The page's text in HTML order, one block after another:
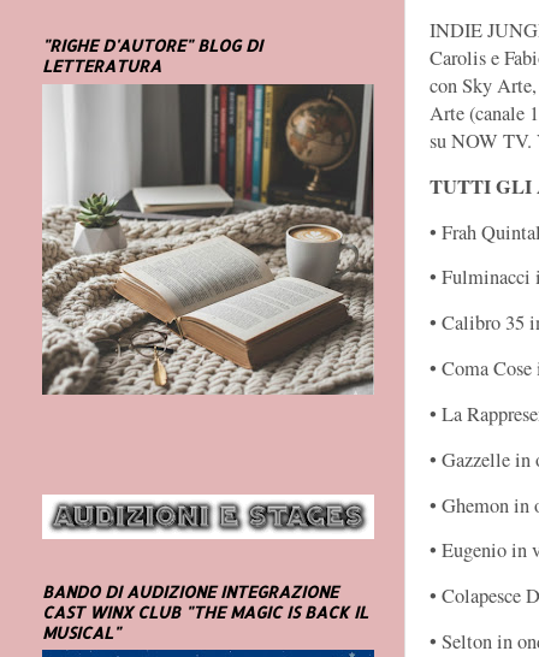
INDIE
Carolis e
con Sky
Arte (canale
su NOW TV.
TUTTI GLI
• Frah
• Fulminacci
• Calibro 35
• Coma
• La
• Gazzelle in
• Ghemon in
• Eugenio in
• Colapesce
• Selton in
"RIGHE D'AUTORE" BLOG DI
LETTERATURA
BANDO DI AUDIZIONE INTEGRAZIONE
CAST WINX CLUB "THE MAGIC IS BACK IL
MUSICAL"